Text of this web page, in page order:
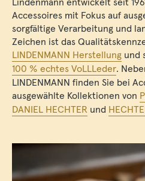
Accessoires mit Fokus auf
sorgfältige Verarbeitung und
Zeichen ist das
LINDENMANN Herstellung und
100 % echtes VoLLLeder.
LINDENMANN finden Sie bei
ausgewählte Kollektionen von
DANIEL HECHTER und